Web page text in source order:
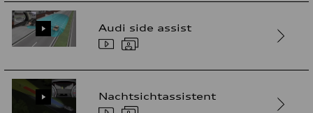
Audi side assist
Nachtsichtassistent